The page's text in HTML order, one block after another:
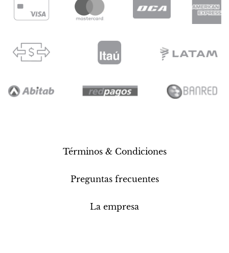
Términos & Condiciones
Preguntas frecuentes
La empresa